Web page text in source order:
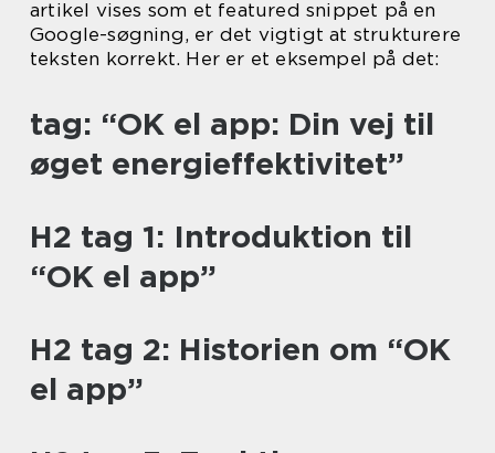
artikel vises som et featured snippet på en
Google-søgning, er det vigtigt at strukturere
teksten korrekt. Her er et eksempel på det:
tag: “OK el app: Din vej til
øget energieffektivitet”
H2 tag 1: Introduktion til
“OK el app”
H2 tag 2: Historien om “OK
el app”